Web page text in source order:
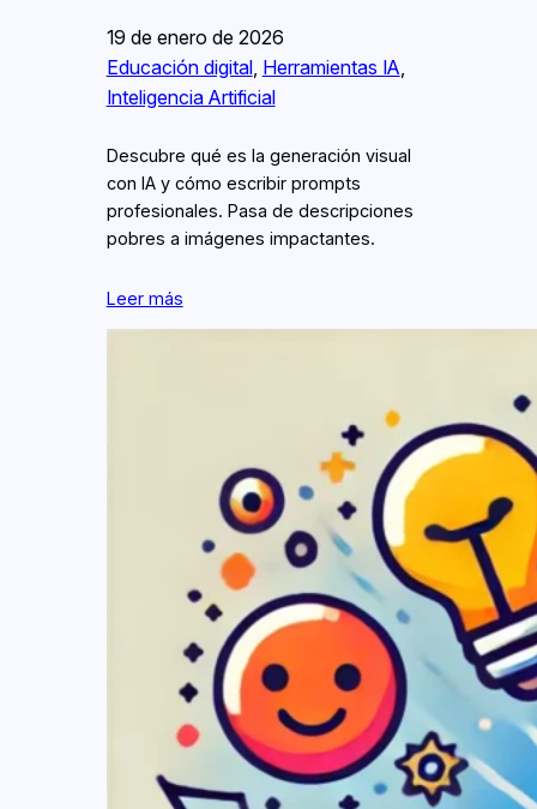
19 de enero de 2026
Educación digital, Herramientas IA
Inteligencia Artificial
Descubre qué es la generación visual
con IA y cómo escribir prompts
profesionales. Pasa de descripciones
pobres a imágenes impactantes.
Leer más